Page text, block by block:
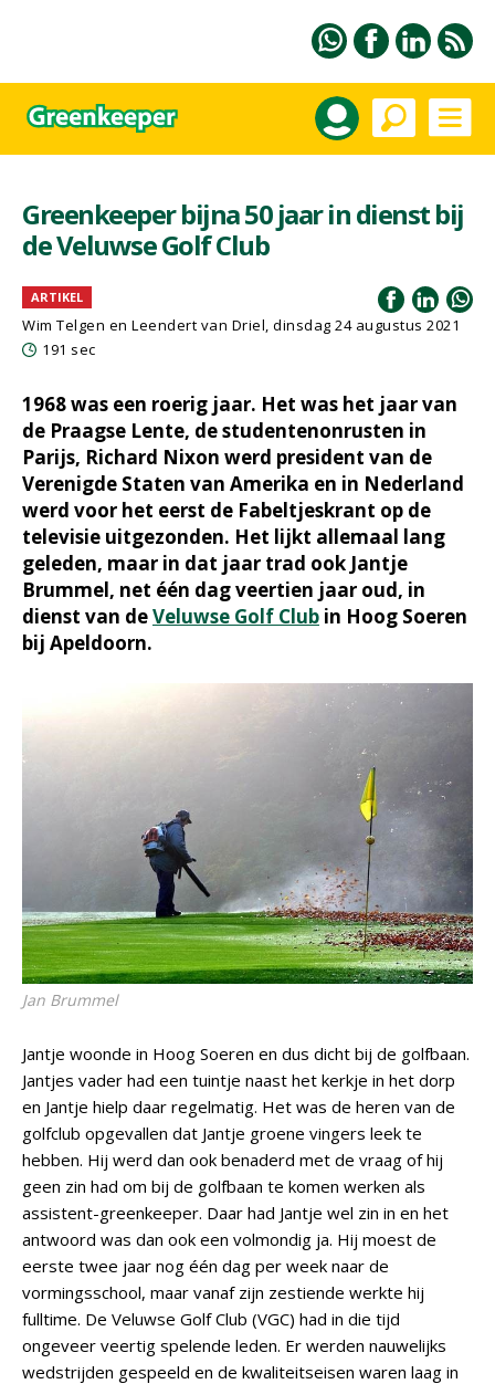
Greenkeeper bijna 50 jaar in dienst bij
de Veluwse Golf Club
ARTIKEL
Wim Telgen en Leendert van Driel, dinsdag 24 augustus 2021
191 sec
1968 was een roerig jaar. Het was het jaar van
de Praagse Lente, de studentenonrusten in
Parijs, Richard Nixon werd president van de
Verenigde Staten van Amerika en in Nederland
werd voor het eerst de Fabeltjeskrant op de
televisie uitgezonden. Het lijkt allemaal lang
geleden, maar in dat jaar trad ook Jantje
Brummel, net één dag veertien jaar oud, in
dienst van deVeluwse Golf Club in Hoog Soeren
bij Apeldoorn.
Jan Brummel
Jantje woonde in Hoog Soeren en dus dicht bij de golfbaan.
Jantjes vader had een tuintje naast het kerkje in het dorp
en Jantje hielp daar regelmatig. Het was de heren van de
golfclub opgevallen dat Jantje groene vingers leek te
hebben. Hij werd dan ook benaderd met de vraag of hij
geen zin had om bij de golfbaan te komen werken als
assistent-greenkeeper. Daar had Jantje wel zin in en het
antwoord was dan ook een volmondig ja. Hij moest de
eerste twee jaar nog één dag per week naar de
vormingsschool, maar vanaf zijn zestiende werkte hij
fulltime. De Veluwse Golf Club (VGC) had in die tijd
ongeveer veertig spelende leden. Er werden nauwelijks
wedstrijden gespeeld en de kwaliteitseisen waren laag in